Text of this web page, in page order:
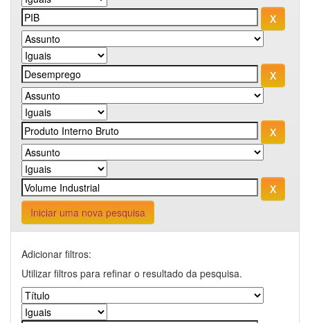
Iniciar uma nova pesquisa
Adicionar filtros:
Utilizar filtros para refinar o resultado da pesquisa.